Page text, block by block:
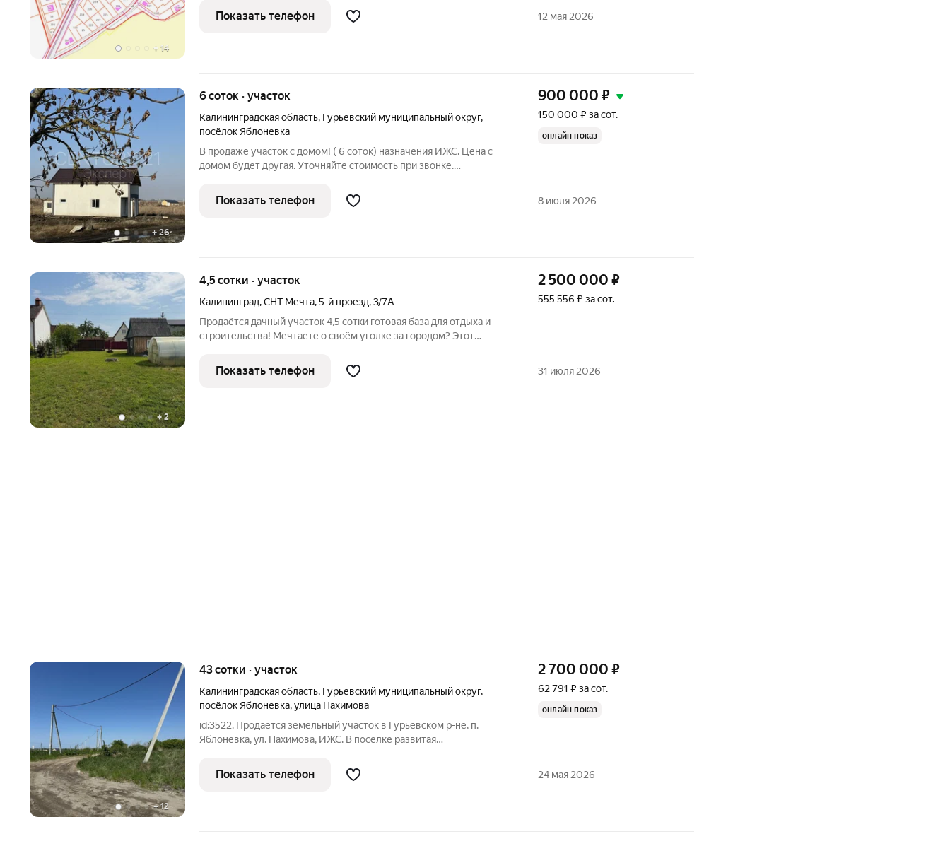
+ 14
строительства. Кадастровый номер участка: 39:03:080201:372
Участок ровный, сухой, в
Показать телефон 12 мая 2026
+26
6 соток · участок
Калининградская область, Гурьевский муниципальный округ,
посёлок Яблоневка
В продаже участок с домом! ( 6 соток) назначения ИЖС. Цена с
домом будет другая. Уточняйте стоимость при звонке.
минутах езды от Калининграда на первой линии от
асфальтированной трассы.
900 000 ₽
150 000 ₽ за сот.
онлайн показ
Показать телефон 8 июля 2026
+2
4,5 сотки · участок
Калининград,СНТ Мечта,5-й проезд,3/7А
Продаётся дачный участок 4,5 сотки готовая база для отдыха и
строительства! Мечтаете о своём уголке за городом? Этот
отдыхать здесь можно уже сейчас. Что вы получаете: ровный,
сухой
2 500 000 ₽
555 556 ₽ за сот.
Показать телефон 31 июля 2026
+12
43 сотки · участок
Калининградская область, Гурьевский муниципальный округ,
посёлок Яблоневка,улица Нахимова
id:3522. Продается земельный участок в Гурьевском р-не, п.
Яблоневка, ул. Нахимова, ИЖС. В поселке развитая
Оптоволокно на границе участка Газ имеется О СДЕЛКЕ: Полное
юридическое
2 700 000 ₽
62 791 ₽ за сот.
онлайн показ
Показать телефон 24 мая 2026